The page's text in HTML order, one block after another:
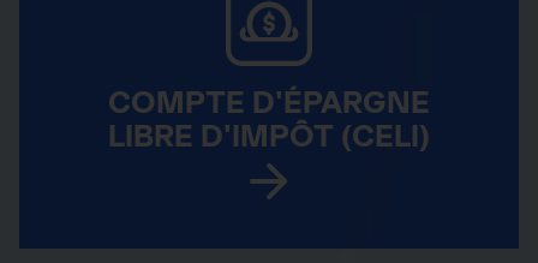
COMPTE D'ÉPARGNE
LIBRE D'IMPÔT (CELI)